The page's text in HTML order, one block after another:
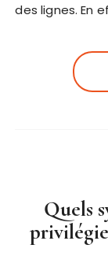
des lignes. En
Quels